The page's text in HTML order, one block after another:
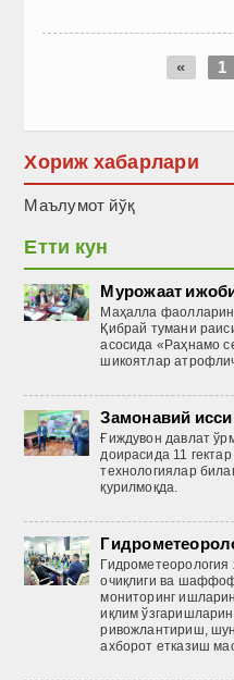
« 1
Хориж хабарлари
Маълумот йўқ
Етти кун
Мурожаат
Маҳалла
Қиб­рай тумани
асосида «Раҳнамо
шикоятлар
Замонавий
Ғиждувон давлат
доирасида 11
технологиялар
қурилмоқда.
Гидрометеорология
очиқлиги ва
мониторинг
иқлим
ривожлантириш,
ахборот етказиш